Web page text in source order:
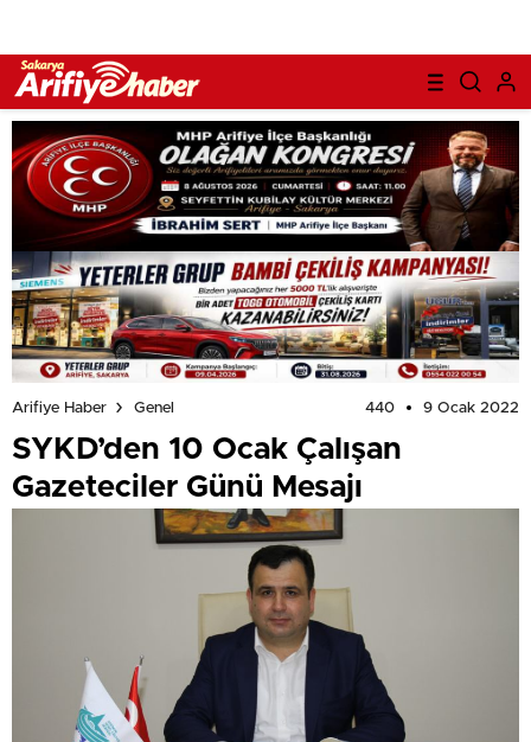
Arifiye Haber Genel 440 9 Ocak 2022
SYKD’den 10 Ocak Çalışan
Gazeteciler Günü Mesajı